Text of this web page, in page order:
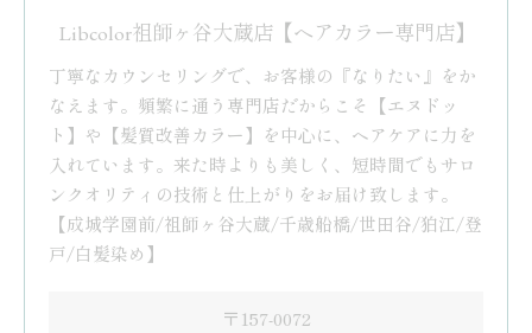
Libcolor祖師ヶ谷大蔵店【ヘアカラー専門店】
丁寧なカウンセリングで、お客様の『なりたい』をか
なえます。頻繁に通う専門店だからこそ【エヌドッ
ト】や【髪質改善カラー】を中心に、ヘアケアに力を
入れています。来た時よりも美しく、短時間でもサロ
ンクオリティの技術と仕上がりをお届け致します。
【成城学園前/祖師ヶ谷大蔵/千歳船橋/世田谷/狛江/登
戸/白髪染め】
〒157-0072